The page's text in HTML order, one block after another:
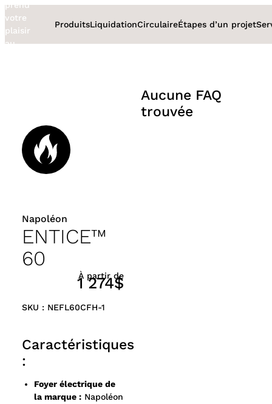
Aller
au
contenu
prend
votre
plaisir
au
ProduitsLiquidationCirculaireÉtapes d’un projet
Napoléon
ENTICE™
60
À partir de
1 274$
SKU : NEFL60CFH-1
Caractéristiques
:
Foyer électrique de
la marque : Napoléon
Aucune FAQ
trouvée